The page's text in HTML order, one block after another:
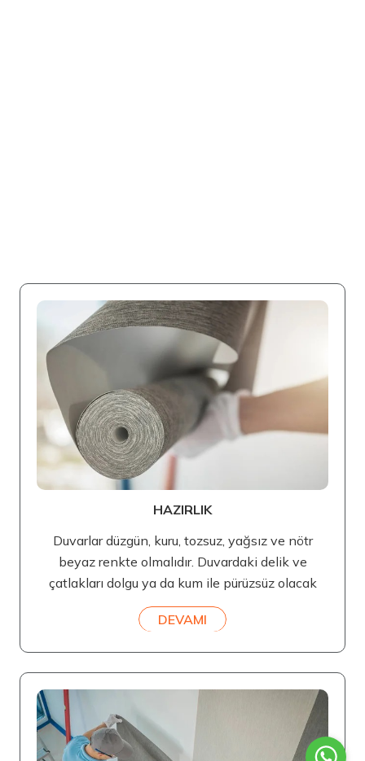
HAZIRLIK
Duvarlar düzgün, kuru, tozsuz, yağsız ve nötr
beyaz renkte olmalıdır. Duvardaki delik ve
çatlakları dolgu ya da kum ile pürüzsüz olacak
DEVAMI